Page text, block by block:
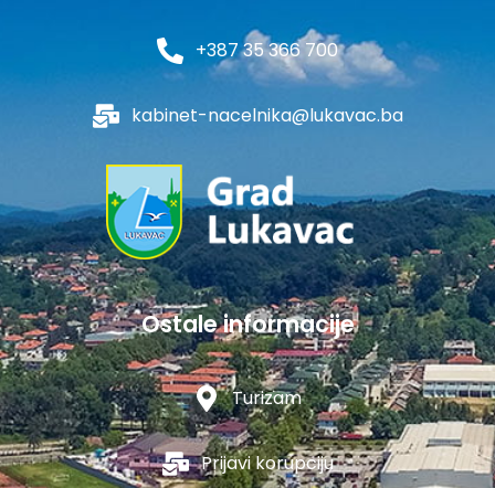
+387 35 366 700
kabinet-nacelnika@lukavac.ba
Ostale informacije
Turizam
Prijavi korupciju